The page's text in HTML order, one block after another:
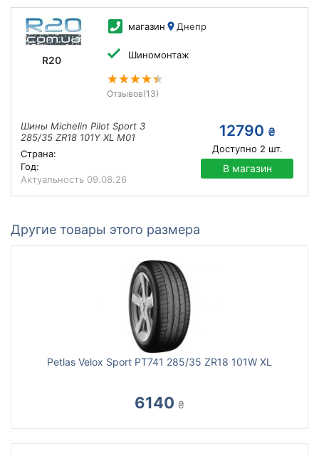
R20
магазин Днепр
Шиномонтаж
Отзывов(13)
Шины Michelin Pilot Sport 3
285/35 ZR18 101Y XL M01
Страна:
Год:
Актуальность 09.08.26
12790 ₴
Доступно 2 шт.
В магазин
Другие товары этого размера
Petlas Velox Sport PT741 285/35 ZR18 101W XL
6140 ₴